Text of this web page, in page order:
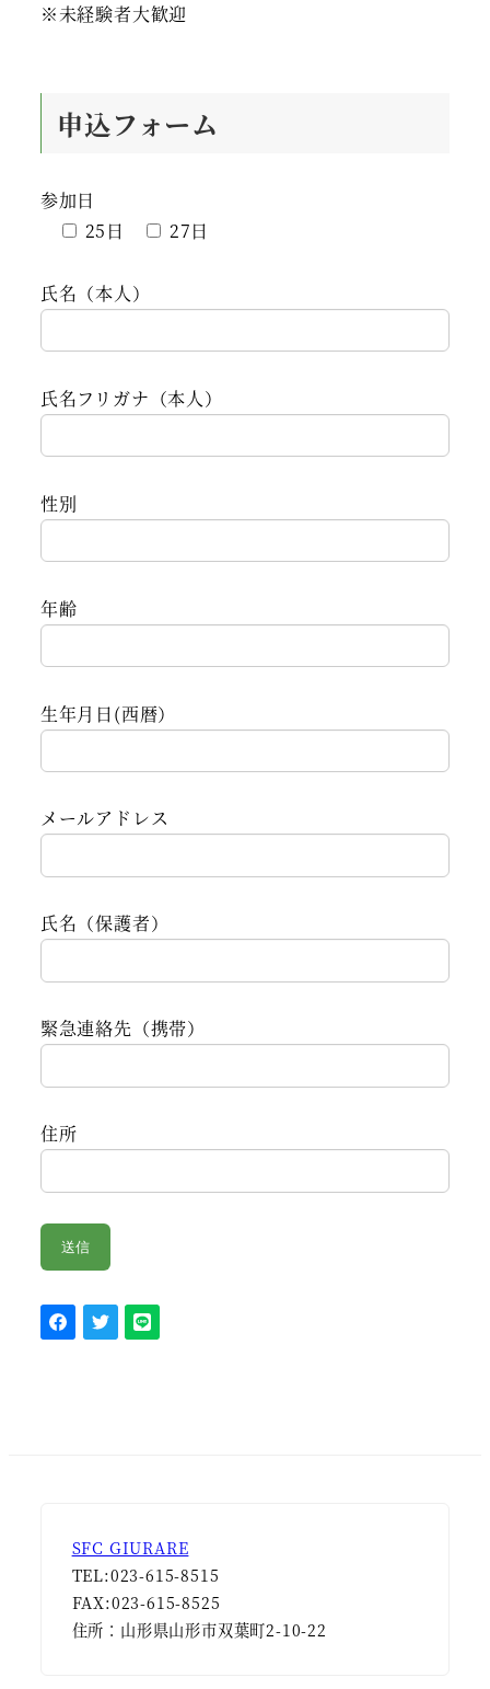
※未経験者大歓迎
申込フォーム
参加日
25日
27日
氏名（本人）
氏名フリガナ（本人）
性別
年齢
生年月日(西暦）
メールアドレス
氏名（保護者）
緊急連絡先（携帯）
住所
SFC GIURARE
TEL:023-615-8515
FAX:023-615-8525
住所：山形県山形市双葉町2-10-22